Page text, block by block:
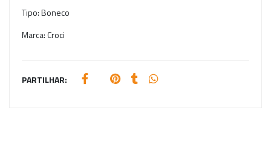
Tipo:Boneco
Marca:Croci
PARTILHAR: